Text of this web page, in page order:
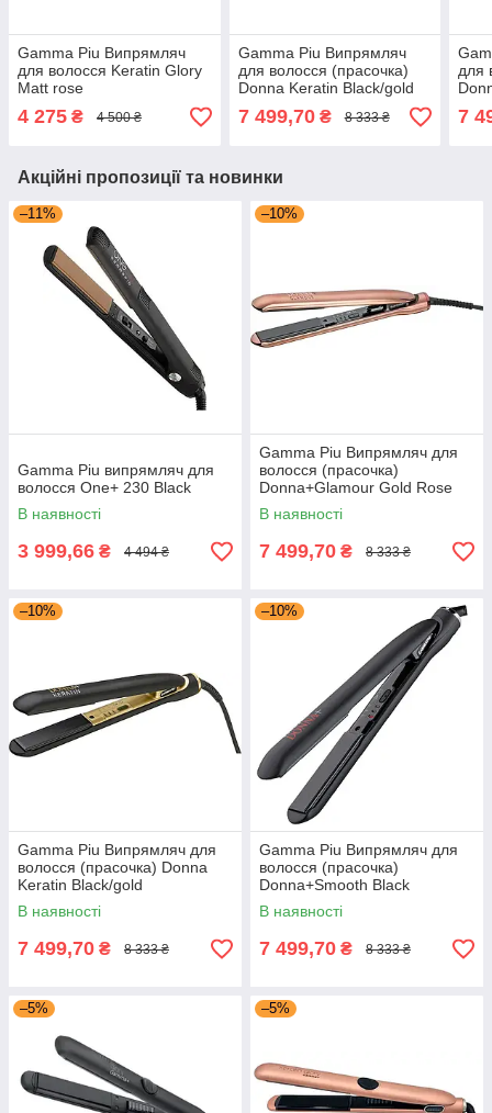
Gamma Piu Випрямляч
для волосся Keratin Glory
Matt rose
4 275 ₴ 4 500 ₴
Gamma Piu Випрямляч
для волосся (прасочка)
Donna Keratin Black/gold
7 499,70₴ 8 333 ₴
для
7
Акційні пропозиції та новинки
–11%
Gamma Piu випрямляч для
волосся One+ 230 Black
В наявності
3 999,66 ₴ 4 494 ₴
–10%
Gamma Piu Випрямляч для
волосся (прасочка)
Donna+Glamour Gold Rose
В наявності
7 499,70 ₴ 8 333 ₴
–10%
Gamma Piu Випрямляч для
волосся (прасочка) Donna
Keratin Black/gold
В наявності
7 499,70 ₴ 8 333 ₴
–10%
Gamma Piu Випрямляч для
волосся (прасочка)
Donna+Smooth Black
В наявності
7 499,70 ₴ 8 333 ₴
–5% –5%